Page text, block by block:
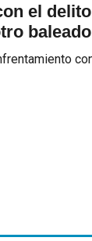
el delito
baleado